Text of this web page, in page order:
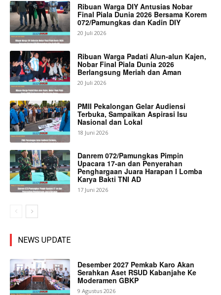
Ribuan Warga DIY Antusias Nobar
Final Piala Dunia 2026 Bersama Korem
072/Pamungkas dan Kadin DIY
20 Juli 2026
Ribuan Warga Padati Alun-alun Kajen,
Nobar Final Piala Dunia 2026
Berlangsung Meriah dan Aman
20 Juli 2026
PMII Pekalongan Gelar Audiensi
Terbuka, Sampaikan Aspirasi Isu
Nasional dan Lokal
18 Juni 2026
Danrem 072/Pamungkas Pimpin
Upacara 17-an dan Penyerahan
Penghargaan Juara Harapan I Lomba
Karya Bakti TNI AD
17 Juni 2026
NEWS UPDATE
Desember 2027 Pemkab Karo Akan
Serahkan Aset RSUD Kabanjahe Ke
Moderamen GBKP
9 Agustus 2026